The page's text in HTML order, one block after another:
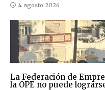
4 agosto 2026
La Federación de
la OPE no puede